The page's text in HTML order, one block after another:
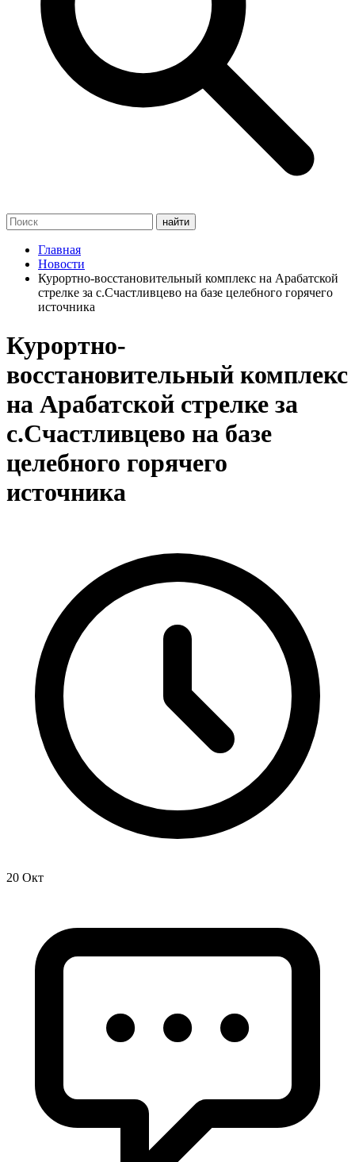
Главная
Новости
Курортно-восстановительный комплекс на Арабатской
стрелке за с.Счастливцево на базе целебного горячего
источника
Курортно-
восстановительный комплекс
на Арабатской стрелке за
с.Счастливцево на базе
целебного горячего
источника
20 Окт